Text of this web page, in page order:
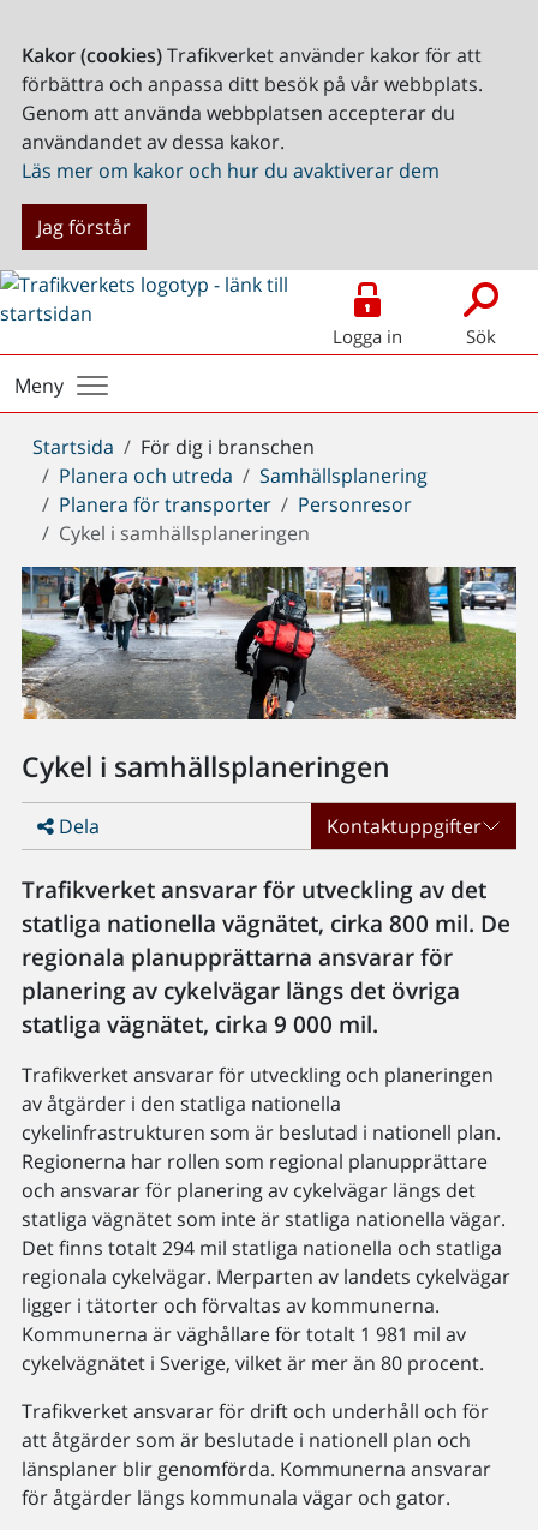
Kakor (cookies)Trafikverket använder kakor för att
förbättra och anpassa ditt besök på vår webbplats.
Genom att använda webbplatsen accepterar du
användandet av dessa kakor.
Läs mer om kakor och hur du avaktiverar dem
Jag förstår
Logga in Sök
Meny
Du
är
här:
Startsida
För dig i branschen
Planera och utreda
Samhällsplanering
Planera för transporter
Personresor
Cykel i samhällsplaneringen
Cykel i samhällsplaneringen
Dela Kontaktuppgifter
Trafikverket ansvarar för utveckling av det
statliga nationella vägnätet, cirka 800 mil. De
regionala planupprättarna ansvarar för
planering av cykelvägar längs det övriga
statliga vägnätet, cirka 9 000 mil.
Trafikverket ansvarar för utveckling och planeringen
av åtgärder i den statliga nationella
cykelinfrastrukturen som är beslutad i nationell plan.
Regionerna har rollen som regional planupprättare
och ansvarar för planering av cykelvägar längs det
statliga vägnätet som inte är statliga nationella vägar.
Det finns totalt 294 mil statliga nationella och statliga
regionala cykelvägar. Merparten av landets cykelvägar
ligger i tätorter och förvaltas av kommunerna.
Kommunerna är väghållare för totalt 1 981 mil av
cykelvägnätet i Sverige, vilket är mer än 80 procent.
Trafikverket ansvarar för drift och underhåll och för
att åtgärder som är beslutade i nationell plan och
länsplaner blir genomförda. Kommunerna ansvarar
för åtgärder längs kommunala vägar och gator.